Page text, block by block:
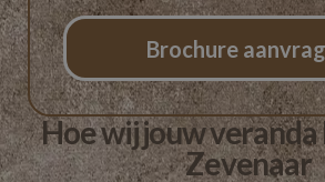
Brochure
Hoe wij jouw
Zevenaar